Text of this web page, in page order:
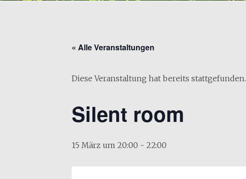
« Alle Veranstaltungen
Diese Veranstaltung hat bereits stattgefunden.
Silent room
15 März um 20:00 - 22:00